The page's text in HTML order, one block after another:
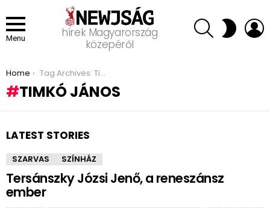
Menu
hírek Magyarország
közepéről
SEARCH SWITCH
SKIN
You are here:
Home Tag Archives: Timkó János
TIMKÓ JÁNOS
LATEST STORIES
SZARVAS SZÍNHÁZ
Tersánszky Józsi Jenő, a reneszánsz
ember